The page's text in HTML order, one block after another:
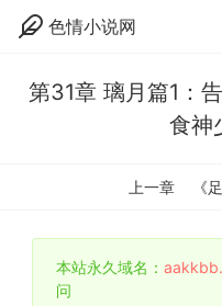
色情小说网
第31章 璃月篇1：
食神
上一章 《
本站永久域名：
问